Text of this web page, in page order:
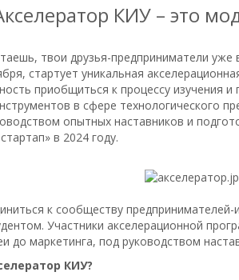
КИУ – это
твои друзья-предприниматели
стартует уникальная
приобщиться к процессу изучения и
в сфере технологического
опытных наставников и
в 2024 году.
к сообществу
Участники акселерационной
до маркетинга, под руководством
КИУ?